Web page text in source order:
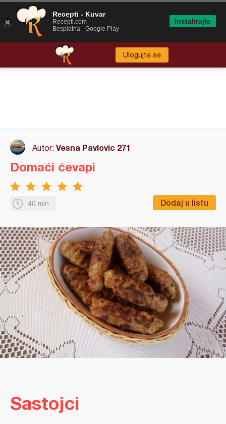
Ulogujte se
Autor: Vesna Pavlovic 271
40 min Dodaj u listu
Domaći ćevapi
Sastojci
Recepti - Kuvar
Recepti.com
Besplatna - Google Play
Instalirajte